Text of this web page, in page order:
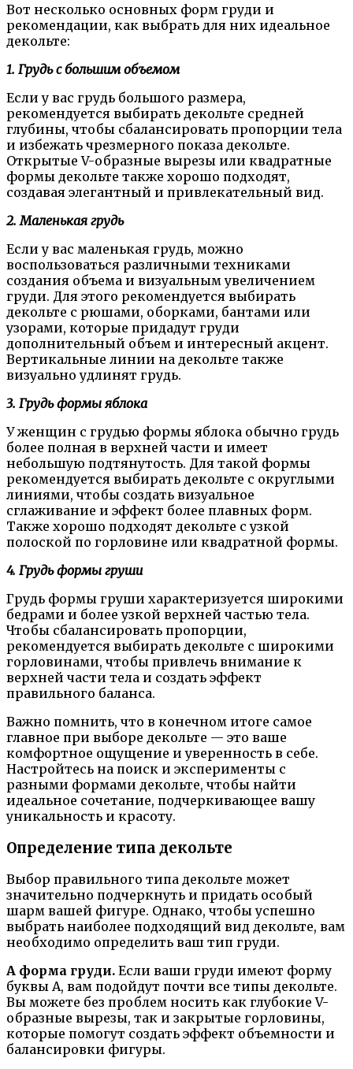
Вот несколько основных форм груди и
рекомендации, как выбрать для них идеальное
декольте:
1. Грудь с большим объемом
Если у вас грудь большого размера,
рекомендуется выбирать декольте средней
глубины, чтобы сбалансировать пропорции тела
и избежать чрезмерного показа декольте.
Открытые V-образные вырезы или квадратные
формы декольте также хорошо подходят,
создавая элегантный и привлекательный вид.
2. Маленькая грудь
Если у вас маленькая грудь, можно
воспользоваться различными техниками
создания объема и визуальным увеличением
груди. Для этого рекомендуется выбирать
декольте с рюшами, оборками, бантами или
узорами, которые придадут груди
дополнительный объем и интересный акцент.
Вертикальные линии на декольте также
визуально удлинят грудь.
3. Грудь формы яблока
У женщин с грудью формы яблока обычно грудь
более полная в верхней части и имеет
небольшую подтянутость. Для такой формы
рекомендуется выбирать декольте с округлыми
линиями, чтобы создать визуальное
сглаживание и эффект более плавных форм.
Также хорошо подходят декольте с узкой
полоской по горловине или квадратной формы.
4. Грудь формы груши
Грудь формы груши характеризуется широкими
бедрами и более узкой верхней частью тела.
Чтобы сбалансировать пропорции,
рекомендуется выбирать декольте с широкими
горловинами, чтобы привлечь внимание к
верхней части тела и создать эффект
правильного баланса.
Важно помнить, что в конечном итоге самое
главное при выборе декольте — это ваше
комфортное ощущение и уверенность в себе.
Настройтесь на поиск и эксперименты с
разными формами декольте, чтобы найти
идеальное сочетание, подчеркивающее вашу
уникальность и красоту.
Определение типа декольте
Выбор правильного типа декольте может
значительно подчеркнуть и придать особый
шарм вашей фигуре. Однако, чтобы успешно
выбрать наиболее подходящий вид декольте, вам
необходимо определить ваш тип груди.
А форма груди. Если ваши груди имеют форму
буквы А, вам подойдут почти все типы декольте.
Вы можете без проблем носить как глубокие V-
образные вырезы, так и закрытые горловины,
которые помогут создать эффект объемности и
балансировки фигуры.